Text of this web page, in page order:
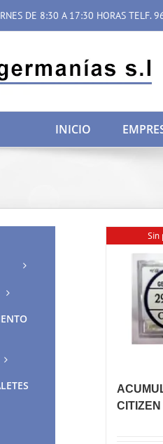
DE 8:30 A 17:30 HORAS
INICIO
Sin